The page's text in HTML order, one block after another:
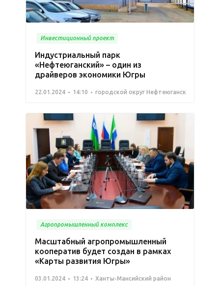
Инвестиционный проект
Индустриальный парк
«Нефтеюганский» – один из
драйверов экономики Югры
22.01.2024 14:10 городской округ Нефтеюганск
Агропромышленный комплекс
Масштабный агропромышленный
кооператив будет создан в рамках
«Карты развития Югры»
03.01.2024 13:24 Ханты-Мансийский район